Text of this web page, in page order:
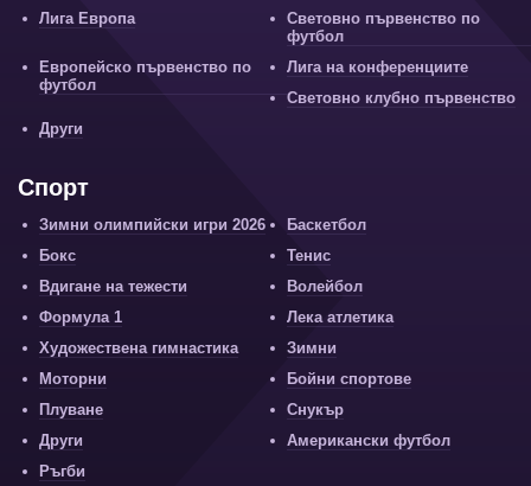
Лига Европа
Световно първенство по
футбол
Европейско първенство по
футбол
Лига на конференциите
Световно клубно първенство
Други
Спорт
Зимни олимпийски игри 2026
Баскетбол
Бокс
Тенис
Вдигане на тежести
Волейбол
Формула 1
Лека атлетика
Художествена гимнастика
Зимни
Моторни
Бойни спортове
Плуване
Снукър
Други
Американски футбол
Ръгби